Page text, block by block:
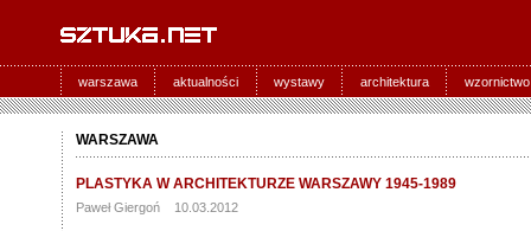
warszawa aktualności wystawy architektura wzornictwo
WARSZAWA
PLASTYKA W ARCHITEKTURZE WARSZAWY 1945-1989
Paweł Giergoń 10.03.2012